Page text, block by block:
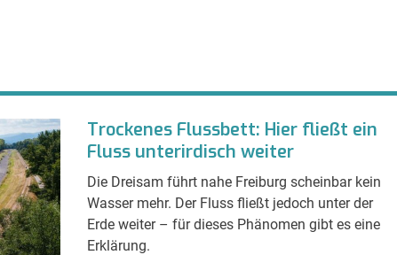
Trockenes Flussbett: Hier fließt ein
Fluss unterirdisch weiter
Die Dreisam führt nahe Freiburg scheinbar kein
Wasser mehr. Der Fluss fließt jedoch unter der
Erde weiter – für dieses Phänomen gibt es eine
Erklärung.